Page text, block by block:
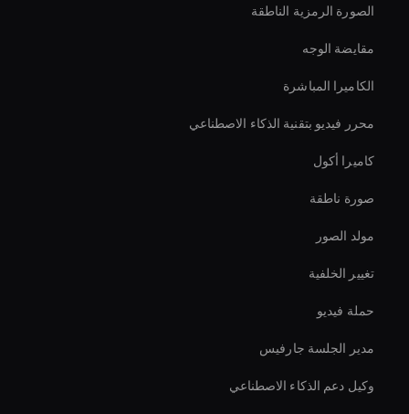
الصورة الرمزية الناطقة
مقايضة الوجه
الكاميرا المباشرة
محرر فيديو بتقنية الذكاء الاصطناعي
كاميرا أكول
صورة ناطقة
مولد الصور
تغيير الخلفية
حملة فيديو
مدير الجلسة جارفيس
وكيل دعم الذكاء الاصطناعي